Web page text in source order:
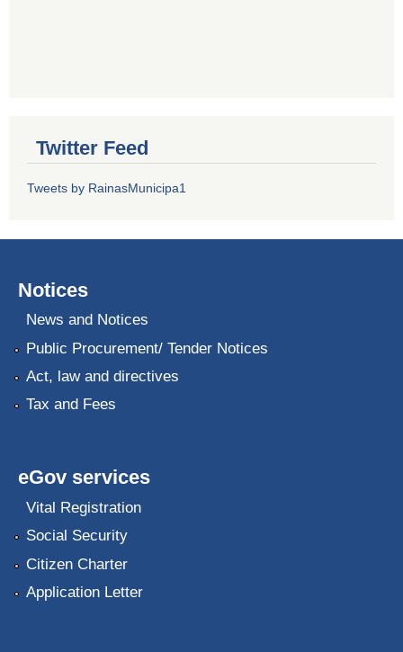
Twitter Feed
Tweets by RainasMunicipa1
Notices
News and Notices
Public Procurement/ Tender Notices
Act, law and directives
Tax and Fees
eGov services
Vital Registration
Social Security
Citizen Charter
Application Letter